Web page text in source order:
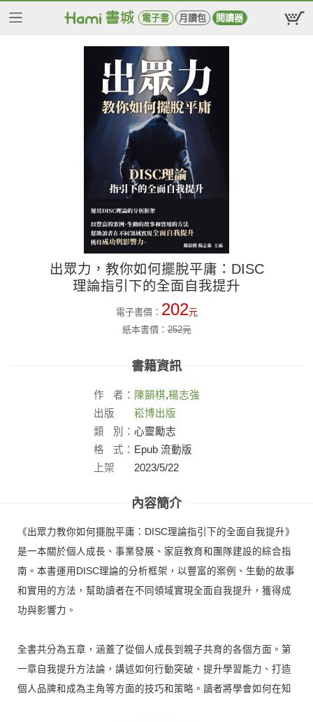
電子書 月讀包 閱讀器
出眾力，教你如何擺脫平庸：DISC
理論指引下的全面自我提升
電子書價： 202元
紙本書價：252元
書籍資訊
作 者： 陳韻棋,楊志強
出版
社：
崧博出版
類
別： 心靈勵志
格
式： Epub 流動版
上架
2023/5/22
內容簡介
《出眾力教你如何擺脫平庸：DISC理論指引下的全面自我提升》
是一本關於個人成長、事業發展、家庭教育和團隊建設的綜合指
南。本書運用DISC理論的分析框架，以豐富的案例、生動的故事
和實用的方法，幫助讀者在不同領域實現全面自我提升，獲得成
功與影響力。
全書共分為五章，涵蓋了從個人成長到親子共育的各個方面。第
一章自我提升方法論，講述如何行動突破、提升學習能力、打造
個人品牌和成為主角等方面的技巧和策略。讀者將學會如何在知